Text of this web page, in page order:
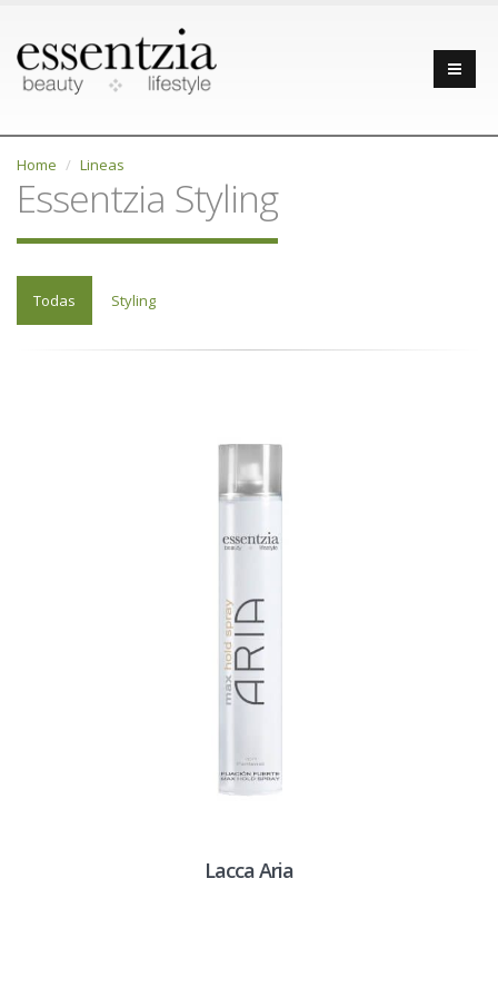
Home Lineas
Essentzia Styling
Todas Styling
Lacca Aria